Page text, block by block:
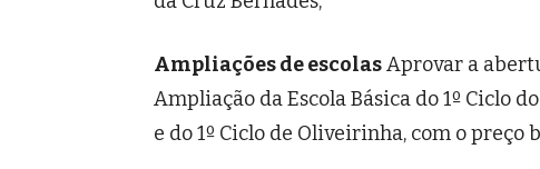
Ampliações de escolasAprovar a
Ampliação da Escola Básica do 1º Ciclo
e do 1º Ciclo de Oliveirinha, com o preço